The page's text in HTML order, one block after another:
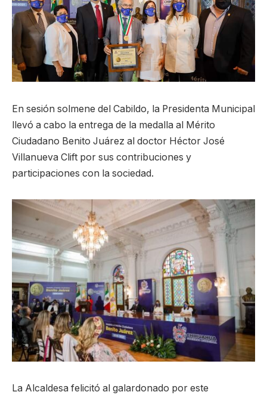
En sesión solmene del Cabildo, la Presidenta Municipal
llevó a cabo la entrega de la medalla al Mérito
Ciudadano Benito Juárez al doctor Héctor José
Villanueva Clift por sus contribuciones y
participaciones con la sociedad.
La Alcaldesa felicitó al galardonado por este